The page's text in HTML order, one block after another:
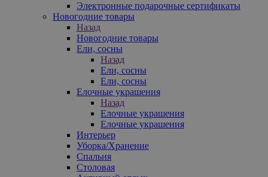
Электронные подарочные сертификаты
Новогодние товары
Назад
Новогодние товары
Ели, сосны
Назад
Ели, сосны
Ели, сосны
Елочные украшения
Назад
Елочные украшения
Елочные украшения
Интерьер
Уборка/Хранение
Спальня
Столовая